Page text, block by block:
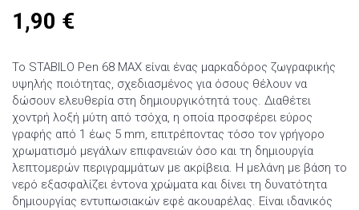
1,90 €
Το STABILO Pen 68 MAX είναι ένας μαρκαδόρος ζωγραφικής
υψηλής ποιότητας, σχεδιασμένος για όσους θέλουν να
δώσουν ελευθερία στη δημιουργικότητά τους. Διαθέτει
χοντρή λοξή μύτη από τσόχα, η οποία προσφέρει εύρος
γραφής από 1 έως 5 mm, επιτρέποντας τόσο τον γρήγορο
χρωματισμό μεγάλων επιφανειών όσο και τη δημιουργία
λεπτομερών περιγραμμάτων με ακρίβεια. Η μελάνη με βάση το
νερό εξασφαλίζει έντονα χρώματα και δίνει τη δυνατότητα
δημιουργίας εντυπωσιακών εφέ ακουαρέλας. Είναι ιδανικός